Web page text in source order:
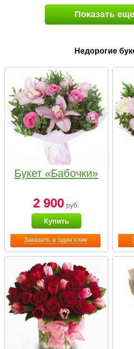
Показать еще
Недорогие
Заказать в один клик
Букет «Бабочки»
2 900 руб.
Купить